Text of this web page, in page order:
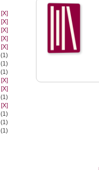
[X]
[X]
[X]
[X]
[X]
(1)
(1)
(1)
[X]
[X]
(1)
[X]
(1)
(1)
(1)